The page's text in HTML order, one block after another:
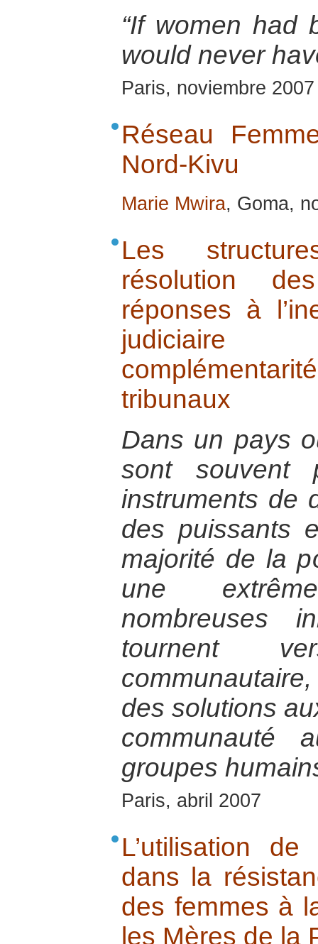
“If women had
would never
Paris, noviembre 2007
Réseau
Nord-Kivu
Marie Mwira, Goma,
Les
résolution
réponses à
judiciaire
tribunaux
Dans un pays
sont souvent
instruments de
des puissants
majorité de la
une
nombreuses
tournent
des solutions
communauté
groupes
Paris, abril 2007
L’utilisation
dans la
des femmes à
les Mères de la